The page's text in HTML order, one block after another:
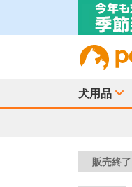
犬用品
販売終了